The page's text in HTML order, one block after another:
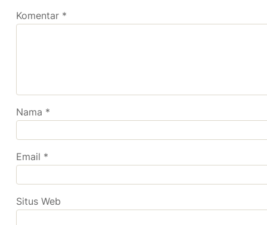
Komentar *
Nama *
Email *
Situs Web